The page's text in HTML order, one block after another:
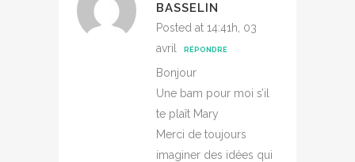
BASSELIN
Posted at 14:41h, 03
avril
RÉPONDRE
Bonjour
Une bam pour moi s’il
te plaît Mary
Merci de toujours
imaginer des idées qui